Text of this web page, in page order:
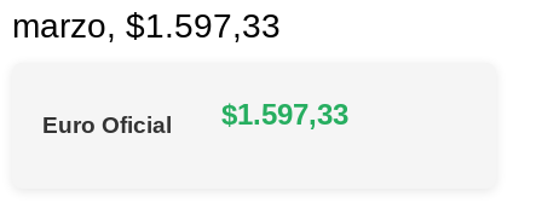
marzo, $1.597,33
Euro Oficial $1.597,33